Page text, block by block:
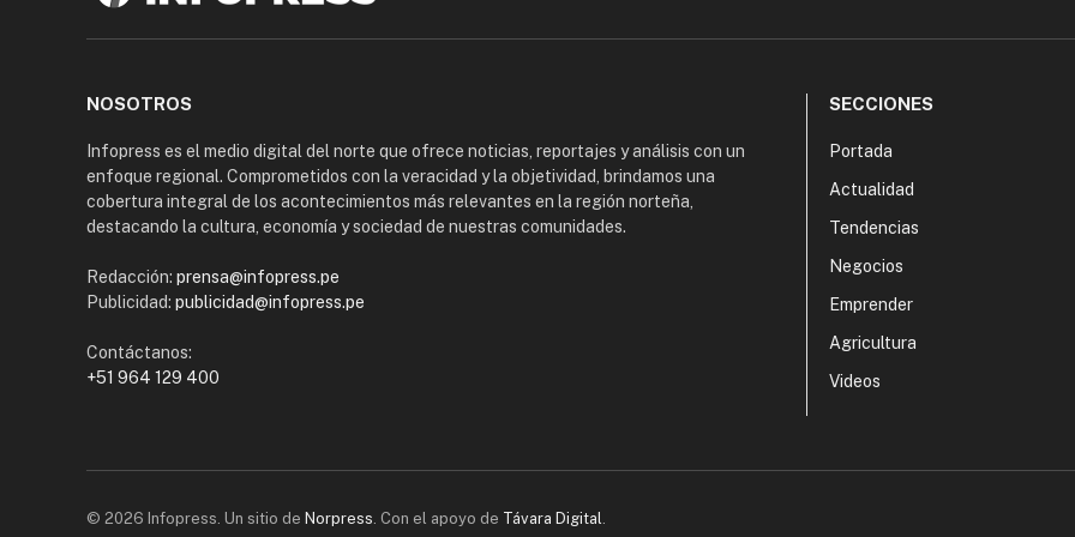
NOSOTROS
Infopress es el medio digital del norte que ofrece noticias, reportajes y análisis con un
enfoque regional. Comprometidos con la veracidad y la objetividad, brindamos una
cobertura integral de los acontecimientos más relevantes en la región norteña,
destacando la cultura, economía y sociedad de nuestras comunidades.
Redacción: prensa@infopress.pe
Publicidad: publicidad@infopress.pe
Contáctanos:
+51 964 129 400
SECCIONES
Portada
Actualidad
Tendencias
Negocios
Emprender
Agricultura
Videos
© 2026 Infopress. Un sitio de Norpress . Con el apoyo de Távara Digital